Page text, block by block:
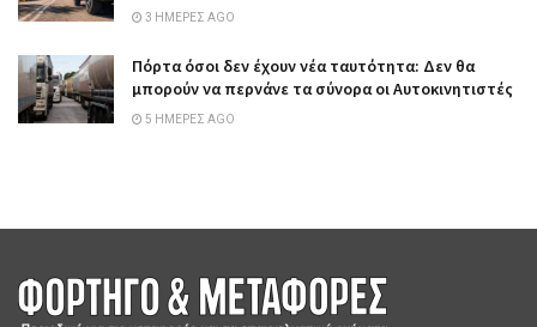
3 ΗΜΈΡΕΣ AGO
Πόρτα όσοι δεν έχουν νέα ταυτότητα: Δεν θα
μπορούν να περνάνε τα σύνορα οι Αυτοκινητιστές
5 ΗΜΈΡΕΣ AGO